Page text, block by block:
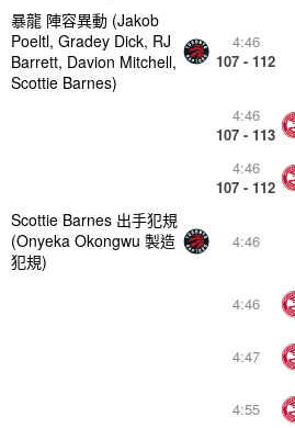
4:55
4:47
4:46
4:46
Scottie Barnes 出手犯規
(Onyeka Okongwu 製造
犯規)
4:46
107 - 112
4:46
107 - 113
4:46
107 - 112
暴龍 陣容異動 (Jakob
Poeltl, Gradey Dick, RJ
Barrett, Davion Mitchell,
Scottie Barnes)